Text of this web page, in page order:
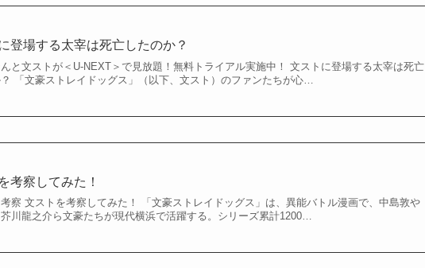
登場する太宰は死亡したのか？
と文ストが＜U-NEXT＞で見放題！無料トライアル実施中！ 文ストに登場する太宰は死亡
？ 「文豪ストレイドッグス」（以下、文スト）のファンたちが心…
考察してみた！
察 文ストを考察してみた！ 「文豪ストレイドッグス」は、異能バトル漫画で、中島敦や
川龍之介ら文豪たちが現代横浜で活躍する。シリーズ累計1200…